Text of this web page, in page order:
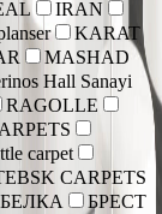
IRAN
KARAT
MASHAD
Hall Sanayi
RAGOLLE
carpet
CARPETS
БЕЛКА
БРЕСТ